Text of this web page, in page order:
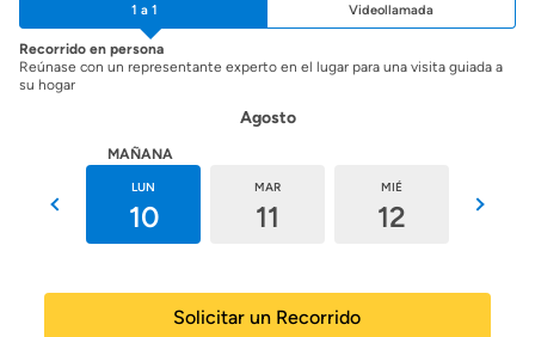
1 a 1 Videollamada
Recorrido en persona
Reúnase con un representante experto en el lugar para una visita guiada a
su hogar
Agosto
MAÑANA
LUN
10
MAR
11
MIÉ
12
Solicitar un Recorrido